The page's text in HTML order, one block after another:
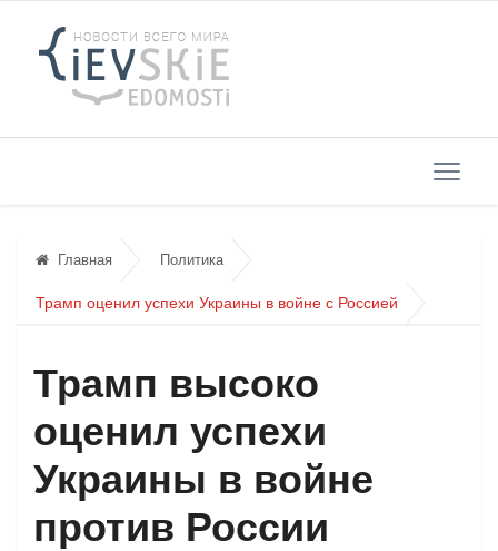
Главная Политика
Трамп оценил успехи Украины в войне с Россией
Трамп высоко
оценил успехи
Украины в войне
против России